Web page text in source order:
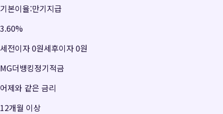
기본이율:만기지급
3.60%
세전이자0원세후이자0원
MG더뱅킹정기적금
어제와 같은 금리
12개월 이상